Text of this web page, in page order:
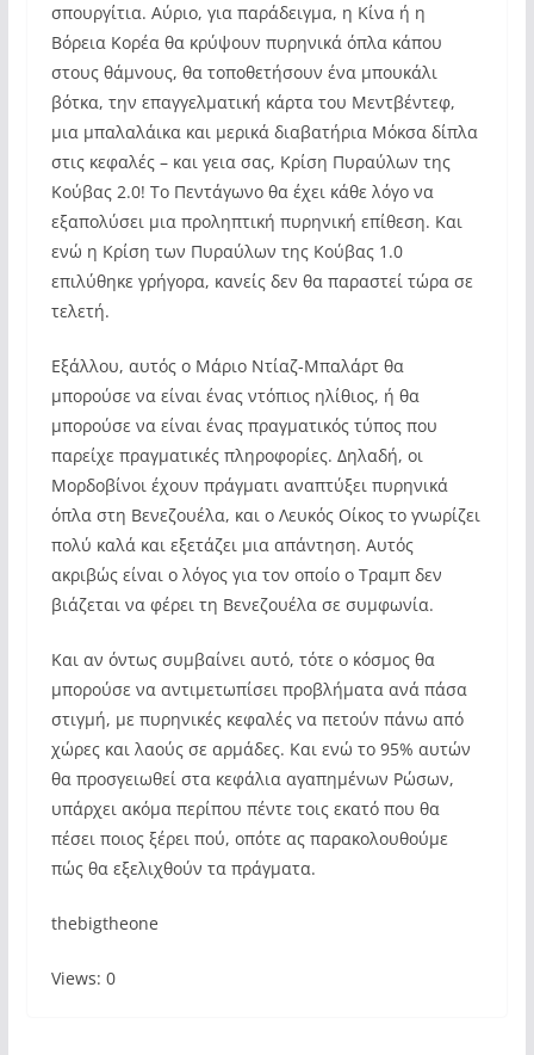
σπουργίτια. Αύριο, για παράδειγμα, η Κίνα ή η
Βόρεια Κορέα θα κρύψουν πυρηνικά όπλα κάπου
στους θάμνους, θα τοποθετήσουν ένα μπουκάλι
βότκα, την επαγγελματική κάρτα του Μεντβέντεφ,
μια μπαλαλάικα και μερικά διαβατήρια Μόκσα δίπλα
στις κεφαλές – και γεια σας, Κρίση Πυραύλων της
Κούβας 2.0! Το Πεντάγωνο θα έχει κάθε λόγο να
εξαπολύσει μια προληπτική πυρηνική επίθεση. Και
ενώ η Κρίση των Πυραύλων της Κούβας 1.0
επιλύθηκε γρήγορα, κανείς δεν θα παραστεί τώρα σε
τελετή.
Εξάλλου, αυτός ο Μάριο Ντίαζ-Μπαλάρτ θα
μπορούσε να είναι ένας ντόπιος ηλίθιος, ή θα
μπορούσε να είναι ένας πραγματικός τύπος που
παρείχε πραγματικές πληροφορίες. Δηλαδή, οι
Μορδοβίνοι έχουν πράγματι αναπτύξει πυρηνικά
όπλα στη Βενεζουέλα, και ο Λευκός Οίκος το γνωρίζει
πολύ καλά και εξετάζει μια απάντηση. Αυτός
ακριβώς είναι ο λόγος για τον οποίο ο Τραμπ δεν
βιάζεται να φέρει τη Βενεζουέλα σε συμφωνία.
Και αν όντως συμβαίνει αυτό, τότε ο κόσμος θα
μπορούσε να αντιμετωπίσει προβλήματα ανά πάσα
στιγμή, με πυρηνικές κεφαλές να πετούν πάνω από
χώρες και λαούς σε αρμάδες. Και ενώ το 95% αυτών
θα προσγειωθεί στα κεφάλια αγαπημένων Ρώσων,
υπάρχει ακόμα περίπου πέντε τοις εκατό που θα
πέσει ποιος ξέρει πού, οπότε ας παρακολουθούμε
πώς θα εξελιχθούν τα πράγματα.
thebigtheone
Views: 0